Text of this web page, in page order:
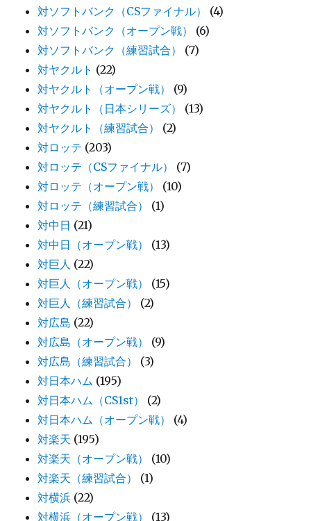
対ソフトバンク（CSファイナル）
(4)
対ソフトバンク（オープン戦）
(6)
対ソフトバンク（練習試合）
(7)
対ヤクルト (22)
対ヤクルト（オープン戦）
(9)
対ヤクルト（日本シリーズ）
(13)
対ヤクルト（練習試合）
(2)
対ロッテ (203)
対ロッテ（CSファイナル）
(7)
対ロッテ（オープン戦）
(10)
対ロッテ（練習試合）
(1)
対中日 (21)
対中日（オープン戦）
(13)
対巨人 (22)
対巨人（オープン戦）
(15)
対巨人（練習試合）
(2)
対広島 (22)
対広島（オープン戦）
(9)
対広島（練習試合）
(3)
対日本ハム (195)
対日本ハム（CS1st）
(2)
対日本ハム（オープン戦）
(4)
対楽天 (195)
対楽天（オープン戦）
(10)
対楽天（練習試合）
(1)
対横浜 (22)
対横浜（オープン戦）
(13)